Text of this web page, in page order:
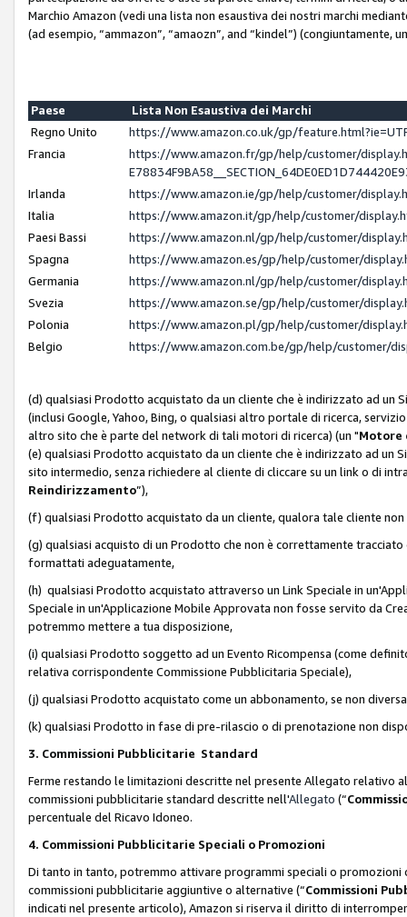
Marchio Amazon (vedi una lista non esaustiva dei nostri marchi
(ad esempio, “ammazon”, “amaozn”, and “kindel”) (congiuntamente,
Paese
Lista Non Esaustiva dei Marchi
Regno Unito
https://www.amazon.co.uk/gp/
Francia
https://www.amazon.fr/gp/help/customer/
Irlanda
https://www.amazon.ie/gp/help/customer/
Italia
https://www.amazon.it/gp/help/customer/
Paesi Bassi
https://www.amazon.nl/gp/help/customer/
Spagna
https://www.amazon.es/gp/help/customer/
Germania
https://www.amazon.nl/gp/help/customer/
Svezia
https://www.amazon.se/gp/help/customer/
Polonia
https://www.amazon.pl/gp/help/customer/
Belgio
https://www.amazon.com.be/gp/help/customer/
(d) qualsiasi Prodotto acquistato da un cliente che è indirizzato ad un
(inclusi Google, Yahoo, Bing, o qualsiasi altro portale di ricerca,
altro sito che è parte del network di tali motori di ricerca) (un "Motore
(e) qualsiasi Prodotto acquistato da un cliente che è indirizzato ad un
sito intermedio, senza richiedere al cliente di cliccare su un link o di
Reindirizzamento”),
(f) qualsiasi Prodotto acquistato da un cliente, qualora tale cliente
(g) qualsiasi acquisto di un Prodotto che non è correttamente
formattati adeguatamente,
(h) qualsiasi Prodotto acquistato attraverso un Link Speciale in
Speciale in un'Applicazione Mobile Approvata non fosse servito da
potremmo mettere a tua disposizione,
(i) qualsiasi Prodotto soggetto ad un Evento Ricompensa (come
relativa corrispondente Commissione Pubblicitaria Speciale),
(j) qualsiasi Prodotto acquistato come un abbonamento, se non
(k) qualsiasi Prodotto in fase di pre-rilascio o di prenotazione non
3. Commissioni Pubblicitarie Standard
Ferme restando le limitazioni descritte nel presente Allegato relativo
commissioni pubblicitarie standard descritte nell'Allegato (“
percentuale del Ricavo Idoneo.
4. Commissioni Pubblicitarie Speciali o Promozioni
Di tanto in tanto, potremmo attivare programmi speciali o
commissioni pubblicitarie aggiuntive o alternative (“Commissioni
indicati nel presente articolo), Amazon si riserva il diritto di